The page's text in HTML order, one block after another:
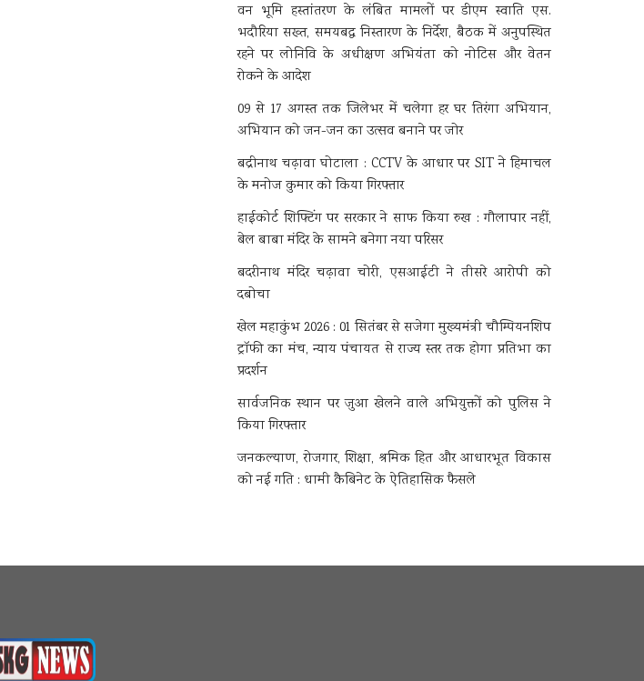
वन भूमि हस्तांतरण के लंबित मामलों पर डीएम स्वाति एस.
भदौरिया सख्त, समयबद्ध निस्तारण के निर्देश, बैठक में अनुपस्थित
रहने पर लोनिवि के अधीक्षण अभियंता को नोटिस और वेतन
रोकने के आदेश
09 से 17 अगस्त तक जिलेभर में चलेगा हर घर तिरंगा अभियान,
अभियान को जन-जन का उत्सव बनाने पर जोर
बद्रीनाथ चढ़ावा घोटाला : CCTV के आधार पर SIT ने हिमाचल
के मनोज कुमार को किया गिरफ्तार
हाईकोर्ट शिफ्टिंग पर सरकार ने साफ किया रुख : गौलापार नहीं,
बेल बाबा मंदिर के सामने बनेगा नया परिसर
बदरीनाथ मंदिर चढ़ावा चोरी, एसआईटी ने तीसरे आरोपी को
दबोचा
खेल महाकुंभ 2026 : 01 सितंबर से सजेगा मुख्यमंत्री चौम्पियनशिप
ट्रॉफी का मंच, न्याय पंचायत से राज्य स्तर तक होगा प्रतिभा का
प्रदर्शन
सार्वजनिक स्थान पर जुआ खेलने वाले अभियुक्तों को पुलिस ने
किया गिरफ्तार
जनकल्याण, रोजगार, शिक्षा, श्रमिक हित और आधारभूत विकास
को नई गति : धामी कैबिनेट के ऐतिहासिक फैसले